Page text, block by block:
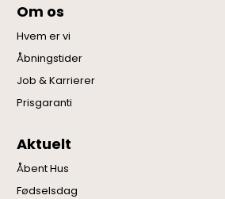
Om os
Hvem er vi
Åbningstider
Job & Karrierer
Prisgaranti
Aktuelt
Åbent Hus
Fødselsdag